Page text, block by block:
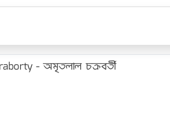
- অমৃতলাল চক্রবর্তী